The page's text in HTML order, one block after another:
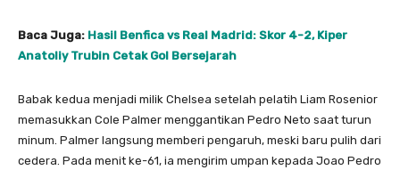
Baca Juga: Hasil Benfica vs Real Madrid: Skor 4-2, Kiper
Anatoliy Trubin Cetak Gol Bersejarah
Babak kedua menjadi milik Chelsea setelah pelatih Liam Rosenior
memasukkan Cole Palmer menggantikan Pedro Neto saat turun
minum. Palmer langsung memberi pengaruh, meski baru pulih dari
cedera. Pada menit ke-61, ia mengirim umpan kepada Joao Pedro